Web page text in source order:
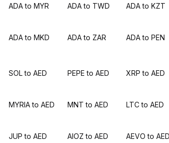
ADA to MYR ADA to TWD ADA to KZT
ADA to MKD ADA to ZAR ADA to PEN
SOL to AED PEPE to AED XRP to AED
MYRIA to AED MNT to AED LTC to AED
JUP to AED AIOZ to AED AEVO to AED